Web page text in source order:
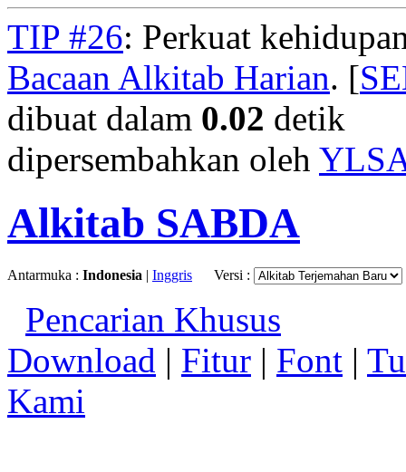
TIP #26: Perkuat
Bacaan Alkitab Harian. [
dibuat dalam 0.02 detik
dipersembahkan oleh
Alkitab SABDA
Antarmuka : Indonesia | Inggris Versi :
Pencarian Khusus
Download | Fitur | Font |
Kami